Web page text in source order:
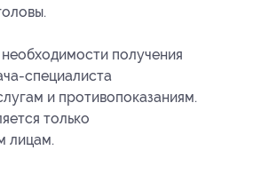
получения
специалиста
и противопоказаниям.
только
лицам.